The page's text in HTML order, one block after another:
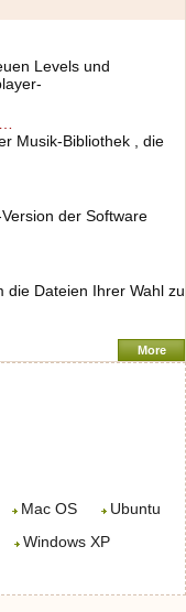
Levels und
Musik-Bibliothek , die
der Software
die Dateien Ihrer Wahl zu
More
Mac OS
Ubuntu
Windows XP